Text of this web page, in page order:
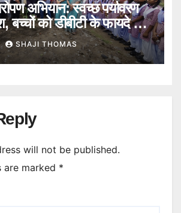
अभियान: स्वच्छ पर्यावरण
बच्चों को डीबीटी के फायदे भी
SHAJI THOMAS
will not be published.
are marked *